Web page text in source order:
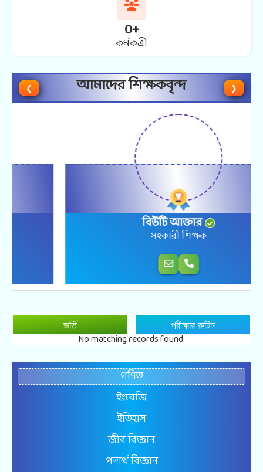
0+
কর্মকত্র্রী
❮ আমাদের শিক্ষকবৃন্দ ❯
বিউটি আক্তার
সহকারী শিক্ষক
ভর্তি পরীক্ষার রুটিন
No matching records found.
গণিত
ইংরেজি
ইতিহাস
জীব বিজ্ঞান
পদার্থ বিজ্ঞান